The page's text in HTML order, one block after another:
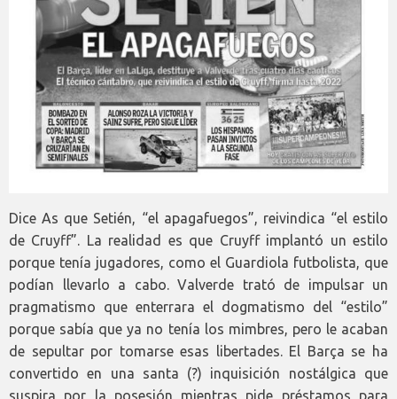
Dice As que Setién, “el apagafuegos”, reivindica “el estilo
de Cruyff”. La realidad es que Cruyff implantó un estilo
porque tenía jugadores, como el Guardiola futbolista, que
podían llevarlo a cabo. Valverde trató de impulsar un
pragmatismo que enterrara el dogmatismo del “estilo”
porque sabía que ya no tenía los mimbres, pero le acaban
de sepultar por tomarse esas libertades. El Barça se ha
convertido en una santa (?) inquisición nostálgica que
suspira por la posesión mientras pide préstamos para